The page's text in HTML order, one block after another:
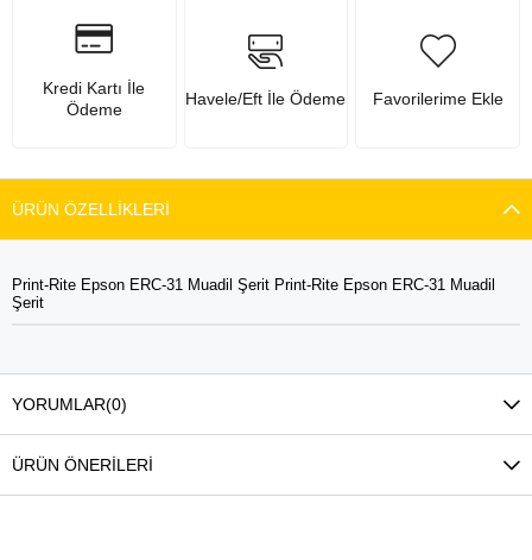
Kredi Kartı İle
Ödeme
Havele/Eft İle Ödeme Favorilerime Ekle
ÜRÜN ÖZELLIKLERI
Print-Rite Epson ERC-31 Muadil Şerit Print-Rite Epson ERC-31 Muadil
Şerit
YORUMLAR(0)
ÜRÜN ÖNERILERI